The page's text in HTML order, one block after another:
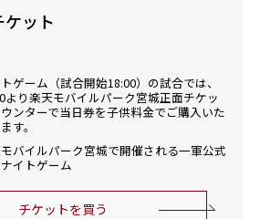
ケット
ゲーム（試合開始18:00）の試合では、
より楽天モバイルパーク宮城正面チケッ
ウンターで当日券を子供料金でご購入いた
す。
バイルパーク宮城で開催される一軍公式
イトゲーム
チケットを買う